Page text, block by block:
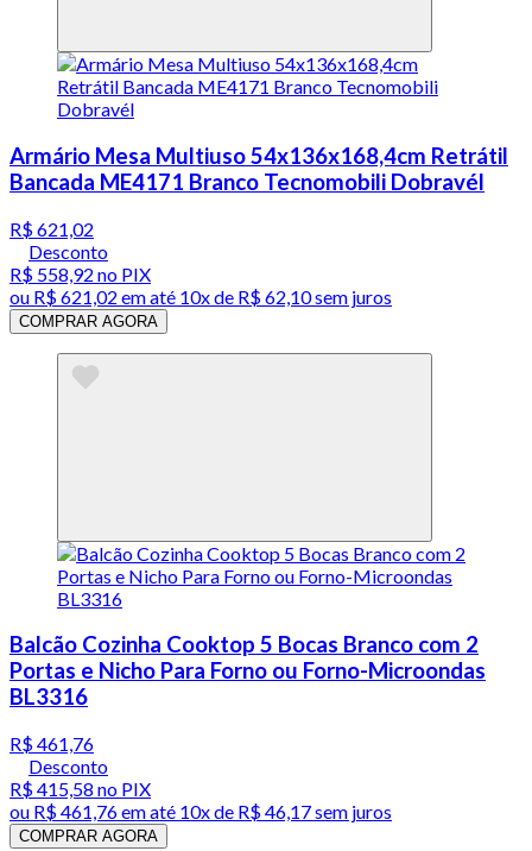
Armário Mesa Multiuso 54x136x168,4cm Retrátil
Bancada ME4171 Branco Tecnomobili Dobravél
R$ 621,02
Desconto
R$ 558,92 no PIX
ou R$ 621,02 em até 10x de R$ 62,10 sem juros
COMPRAR AGORA
Balcão Cozinha Cooktop 5 Bocas Branco com 2
Portas e Nicho Para Forno ou Forno-Microondas
BL3316
R$ 461,76
Desconto
R$ 415,58 no PIX
ou R$ 461,76em até 10x de R$ 46,17 sem juros
COMPRAR AGORA